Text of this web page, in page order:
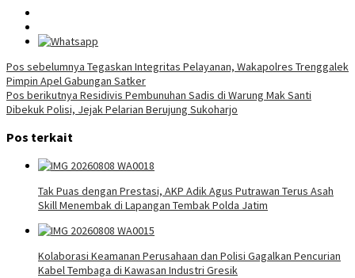
Navigasi
pos
Pos sebelumnya Tegaskan Integritas Pelayanan, Wakapolres Trenggalek
Pimpin Apel Gabungan Satker
Pos berikutnya Residivis Pembunuhan Sadis di Warung Mak Santi
Dibekuk Polisi, Jejak Pelarian Berujung Sukoharjo
Pos terkait
Tak Puas dengan Prestasi, AKP Adik Agus Putrawan Terus Asah
Skill Menembak di Lapangan Tembak Polda Jatim
Kolaborasi Keamanan Perusahaan dan Polisi Gagalkan Pencurian
Kabel Tembaga di Kawasan Industri Gresik